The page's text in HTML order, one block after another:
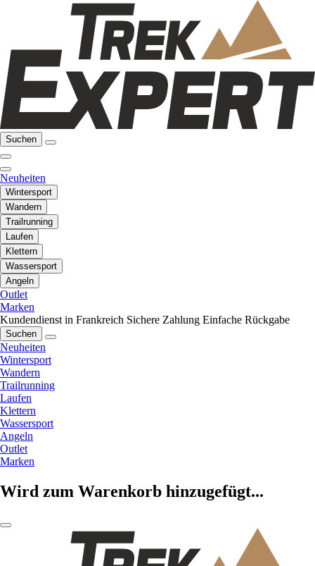
Suchen
Neuheiten
Wintersport
Wandern
Trailrunning
Laufen
Klettern
Wassersport
Angeln
Outlet
Marken
Kundendienst in Frankreich Sichere Zahlung Einfache Rückgabe
Suchen
Neuheiten
Wintersport
Wandern
Trailrunning
Laufen
Klettern
Wassersport
Angeln
Outlet
Marken
Wird zum Warenkorb hinzugefügt...